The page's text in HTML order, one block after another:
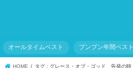
オールタイムベスト ブンブン年間ベスト
HOME タグ : グレース・オブ・ゴッド 告発の時